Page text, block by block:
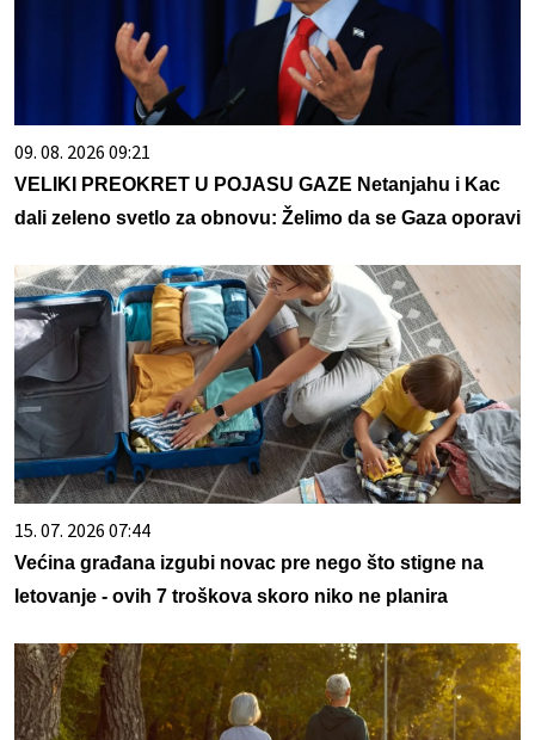
09. 08. 2026 09:21
VELIKI PREOKRET U POJASU GAZE Netanjahu i Kac
dali zeleno svetlo za obnovu: Želimo da se Gaza oporavi
15. 07. 2026 07:44
Većina građana izgubi novac pre nego što stigne na
letovanje - ovih 7 troškova skoro niko ne planira